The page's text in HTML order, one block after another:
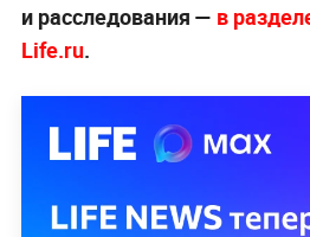
и расследования — в
Life.ru.